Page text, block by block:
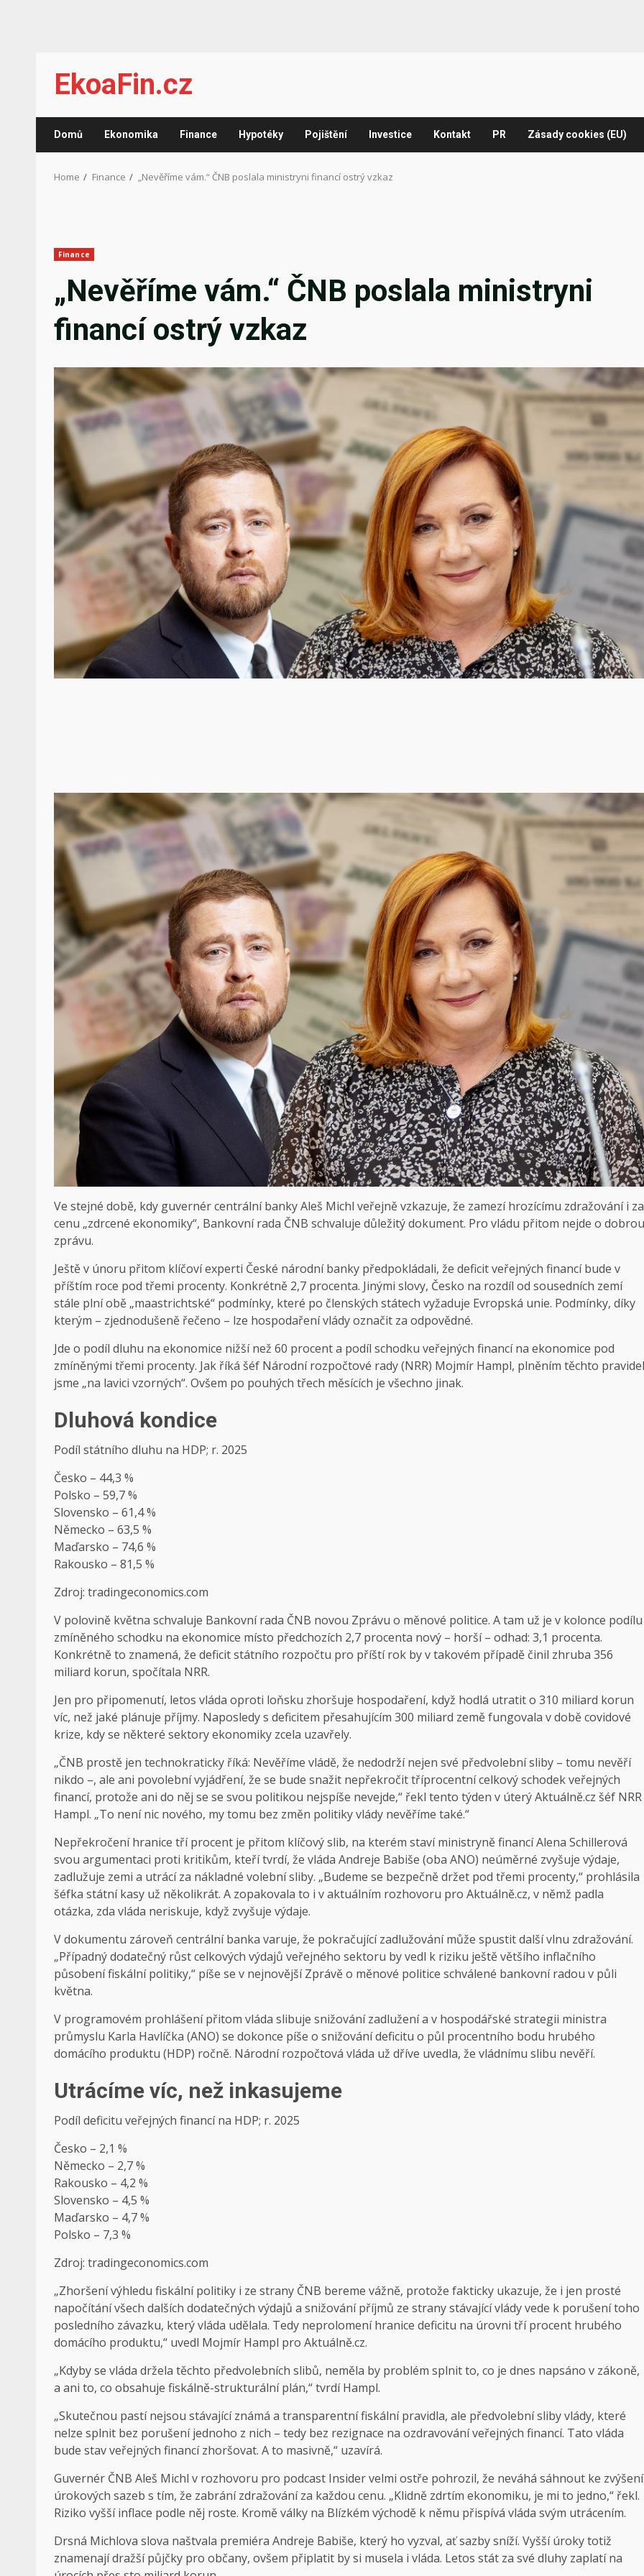
content
EkoaFin.cz
Domů Ekonomika Finance Hypotéky Pojištění Investice Kontakt PR Zásady cookies (EU)
Home Finance „Nevěříme vám.“ ČNB poslala ministryni financí ostrý vzkaz
Finance
„Nevěříme vám.“ ČNB poslala ministryni
financí ostrý vzkaz
Ve stejné době, kdy guvernér centrální banky Aleš Michl veřejně vzkazuje, že zamezí hrozícímu zdražování i za
cenu „zdrcené ekonomiky“, Bankovní rada ČNB schvaluje důležitý dokument. Pro vládu přitom nejde o dobrou
zprávu.
Ještě v únoru přitom klíčoví experti České národní banky předpokládali, že deficit veřejných financí bude v
příštím roce pod třemi procenty. Konkrétně 2,7 procenta. Jinými slovy, Česko na rozdíl od sousedních zemí
stále plní obě „maastrichtské“ podmínky, které po členských státech vyžaduje Evropská unie. Podmínky, díky
kterým – zjednodušeně řečeno – lze hospodaření vlády označit za odpovědné.
Jde o podíl dluhu na ekonomice nižší než 60 procent a podíl schodku veřejných financí na ekonomice pod
zmíněnými třemi procenty. Jak říká šéf Národní rozpočtové rady (NRR) Mojmír Hampl, plněním těchto pravidel
jsme „na lavici vzorných“. Ovšem po pouhých třech měsících je všechno jinak.
Dluhová kondice
Podíl státního dluhu na HDP; r. 2025
Česko – 44,3 %
Polsko – 59,7 %
Slovensko – 61,4 %
Německo – 63,5 %
Maďarsko – 74,6 %
Rakousko – 81,5 %
Zdroj: tradingeconomics.com
V polovině května schvaluje Bankovní rada ČNB novou Zprávu o měnové politice. A tam už je v kolonce podílu
zmíněného schodku na ekonomice místo předchozích 2,7 procenta nový – horší – odhad: 3,1 procenta.
Konkrétně to znamená, že deficit státního rozpočtu pro příští rok by v takovém případě činil zhruba 356
miliard korun, spočítala NRR.
Jen pro připomenutí, letos vláda oproti loňsku zhoršuje hospodaření, když hodlá utratit o 310 miliard korun
víc, než jaké plánuje příjmy. Naposledy s deficitem přesahujícím 300 miliard země fungovala v době covidové
krize, kdy se některé sektory ekonomiky zcela uzavřely.
„ČNB prostě jen technokraticky říká: Nevěříme vládě, že nedodrží nejen své předvolební sliby – tomu nevěří
nikdo –, ale ani povolební vyjádření, že se bude snažit nepřekročit tříprocentní celkový schodek veřejných
financí, protože ani do něj se se svou politikou nejspíše nevejde,“ řekl tento týden v úterý Aktuálně.cz šéf NRR
Hampl. „To není nic nového, my tomu bez změn politiky vlády nevěříme také.“
Nepřekročení hranice tří procent je přitom klíčový slib, na kterém staví ministryně financí Alena Schillerová
svou argumentaci proti kritikům, kteří tvrdí, že vláda Andreje Babiše (oba ANO) neúměrné zvyšuje výdaje,
zadlužuje zemi a utrácí za nákladné volební sliby. „Budeme se bezpečně držet pod třemi procenty,“ prohlásila
šéfka státní kasy už několikrát. A zopakovala to i v aktuálním rozhovoru pro Aktuálně.cz, v němž padla
otázka, zda vláda neriskuje, když zvyšuje výdaje.
V dokumentu zároveň centrální banka varuje, že pokračující zadlužování může spustit další vlnu zdražování.
„Případný dodatečný růst celkových výdajů veřejného sektoru by vedl k riziku ještě většího inflačního
působení fiskální politiky,“ píše se v nejnovější Zprávě o měnové politice schválené bankovní radou v půli
května.
V programovém prohlášení přitom vláda slibuje snižování zadlužení a v hospodářské strategii ministra
průmyslu Karla Havlíčka (ANO) se dokonce píše o snižování deficitu o půl procentního bodu hrubého
domácího produktu (HDP) ročně. Národní rozpočtová vláda už dříve uvedla, že vládnímu slibu nevěří.
Utrácíme víc, než inkasujeme
Podíl deficitu veřejných financí na HDP; r. 2025
Česko – 2,1 %
Německo – 2,7 %
Rakousko – 4,2 %
Slovensko – 4,5 %
Maďarsko – 4,7 %
Polsko – 7,3 %
Zdroj: tradingeconomics.com
„Zhoršení výhledu fiskální politiky i ze strany ČNB bereme vážně, protože fakticky ukazuje, že i jen prosté
napočítání všech dalších dodatečných výdajů a snižování příjmů ze strany stávající vlády vede k porušení toho
posledního závazku, který vláda udělala. Tedy neprolomení hranice deficitu na úrovni tří procent hrubého
domácího produktu,“ uvedl Mojmír Hampl pro Aktuálně.cz.
„Kdyby se vláda držela těchto předvolebních slibů, neměla by problém splnit to, co je dnes napsáno v zákoně,
a ani to, co obsahuje fiskálně-strukturální plán,“ tvrdí Hampl.
„Skutečnou pastí nejsou stávající známá a transparentní fiskální pravidla, ale předvolební sliby vlády, které
nelze splnit bez porušení jednoho z nich – tedy bez rezignace na ozdravování veřejných financí. Tato vláda
bude stav veřejných financí zhoršovat. A to masivně,“ uzavírá.
Guvernér ČNB Aleš Michl v rozhovoru pro podcast Insidervelmi ostře pohrozil, že neváhá sáhnout ke zvýšení
úrokových sazeb s tím, že zabrání zdražování za každou cenu. „Klidně zdrtím ekonomiku, je mi to jedno,“ řekl.
Riziko vyšší inflace podle něj roste. Kromě války na Blízkém východě k němu přispívá vláda svým utrácením.
Drsná Michlova slova naštvala premiéra Andreje Babiše, který ho vyzval, ať sazby sníží. Vyšší úroky totiž
znamenají dražší půjčky pro občany, ovšem připlatit by si musela i vláda. Letos stát za své dluhy zaplatí na